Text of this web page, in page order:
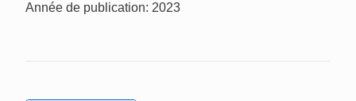
Année de publication: 2023